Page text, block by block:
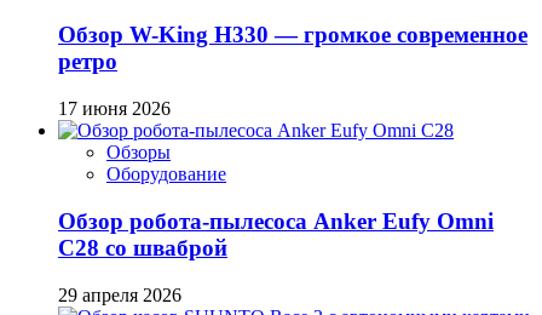
Обзор W-King H330 — громкое современное
ретро
17 июня 2026
Обзоры
Оборудование
Обзор робота-пылесоса Anker Eufy Omni
C28 со шваброй
29 апреля 2026